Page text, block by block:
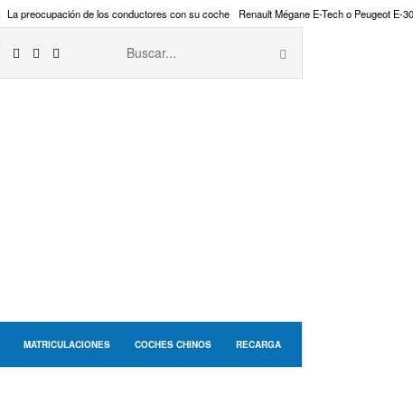
La preocupación de los conductores con su coche Renault Mégane E-Tech o Peugeot E-
MATRICULACIONES COCHES CHINOS RECARGA